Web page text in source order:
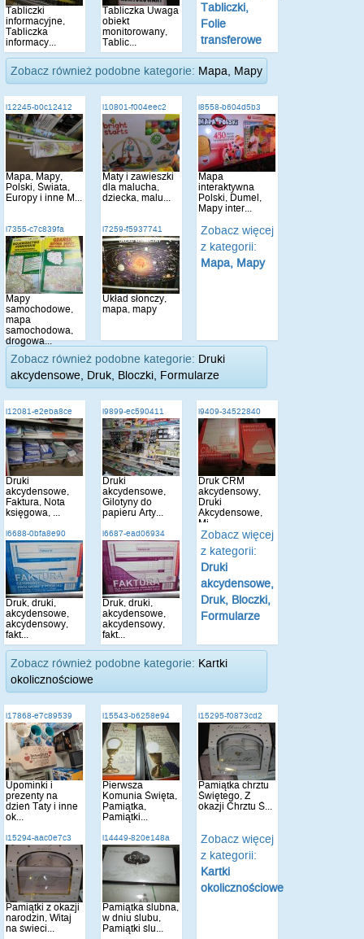
Tabliczki
informacyjne,
Tabliczka
informacy...
Tabliczka Uwaga
obiekt
monitorowany,
Tablic...
Tabliczki,
Folie
transferowe
Zobacz również podobne kategorie: Mapa, Mapy
i12245-b0c12412
Mapa, Mapy,
Polski, Świata,
Europy i inne M...
i10801-f004eec2
Maty i zawieszki
dla malucha,
dziecka, malu...
i8558-b604d5b3
Mapa
interaktywna
Polski, Dumel,
Mapy inter...
i7355-c7c839fa
Mapy
samochodowe,
mapa
samochodowa,
drogowa...
i7259-f5937741
Układ słonczy,
mapa, mapy
Zobacz więcej
z kategorii:
Mapa, Mapy
Zobacz również podobne kategorie: Druki
akcydensowe, Druk, Bloczki, Formularze
i12081-e2eba8ce
Druki
akcydensowe,
Faktura, Nota
księgowa, ...
i9899-ec590411
Druki
akcydensowe,
Gilotyny do
papieru Arty...
i9409-34522840
Druk CRM
akcydensowy,
Druki
Akcydensowe,
Mi...
i6688-0bfa8e90
Druk, druki,
akcydensowe,
akcydensowy,
fakt...
i6687-ead06934
Druk, druki,
akcydensowe,
akcydensowy,
fakt...
Zobacz więcej
z kategorii:
Druki
akcydensowe,
Druk, Bloczki,
Formularze
Zobacz również podobne kategorie: Kartki
okolicznościowe
i17868-e7c89539
Upominki i
prezenty na
dzień Taty i inne
ok...
i15543-b6258e94
Pierwsza
Komunia Święta,
Pamiątka,
Pamiątki...
i15295-f0873cd2
Pamiątka chrztu
Świętego, Z
okazji Chrztu Ś...
i15294-aac0e7c3
Pamiątki z okazji
narodzin, Witaj
na świeci...
i14449-820e148a
Pamiątka ślubna,
w dniu ślubu,
Pamiątki ślu...
Zobacz więcej
z kategorii:
Kartki
okolicznościowe